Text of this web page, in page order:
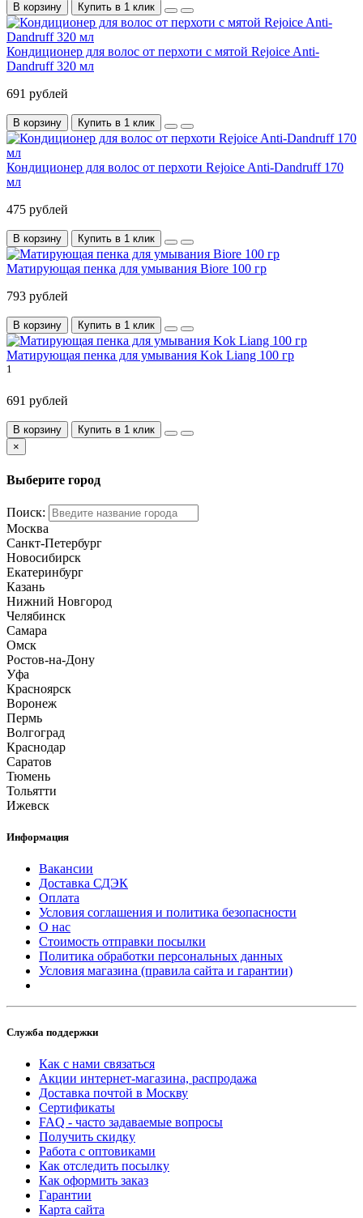
В корзину Купить в 1 клик
Кондиционер для волос от перхоти с мятой Rejoice Anti-
Dandruff 320 мл
691 рублей
В корзину Купить в 1 клик
Кондиционер для волос от перхоти Rejoice Anti-Dandruff 170
мл
475 рублей
В корзину Купить в 1 клик
Матирующая пенка для умывания Biore 100 гр
793 рублей
В корзину Купить в 1 клик
Матирующая пенка для умывания Kok Liang 100 гр
1
691 рублей
В корзину
Купить в 1 клик
×
Выберите город
Поиск:
Москва
Санкт-Петербург
Новосибирск
Екатеринбург
Казань
Нижний Новгород
Челябинск
Самара
Омск
Ростов-на-Дону
Уфа
Красноярск
Воронеж
Пермь
Волгоград
Краснодар
Саратов
Тюмень
Тольятти
Ижевск
Информация
Вакансии
Доставка СДЭК
Оплата
Условия соглашения и политика безопасности
О нас
Стоимость отправки посылки
Политика обработки персональных данных
Условия магазина (правила сайта и гарантии)
Служба поддержки
Как с нами связаться
Акции интернет-магазина, распродажа
Доставка почтой в Москву
Сертификаты
FAQ - часто задаваемые вопросы
Получить скидку
Работа с оптовиками
Как отследить посылку
Как оформить заказ
Гарантии
Карта сайта